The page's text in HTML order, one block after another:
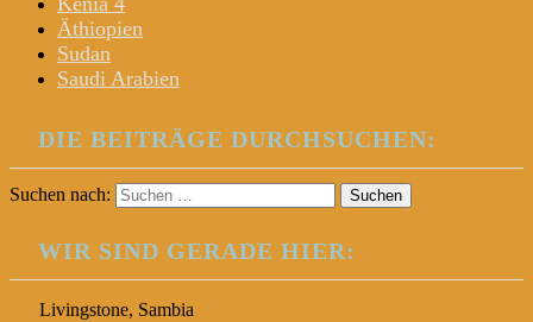
Äthiopien
Sudan
Saudi Arabien
DIE BEITRÄGE DURCHSUCHEN:
Suchen nach:
WIR SIND GERADE HIER:
Livingstone, Sambia